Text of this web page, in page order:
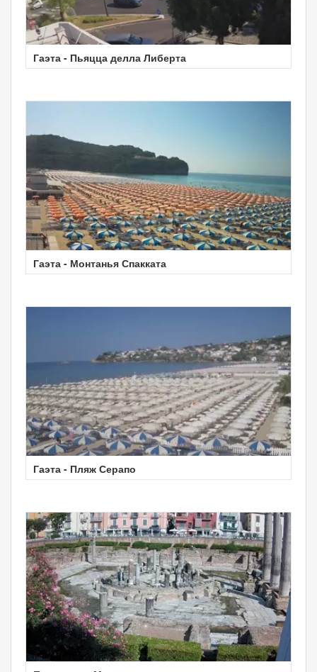
Гаэта - Пьяцца делла Либерта
Гаэта - Монтанья Спакката
Гаэта - Пляж Серапо